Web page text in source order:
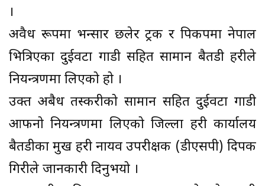
।
अवैध रूपमा भन्सार छलेर ट्रक र पिकपमा नेपाल
भित्रिएका दुईवटा गाडी सहित सामान बैतडी प्रहरीले
नियन्त्रणमा लिएको हो ।
उक्त अबैध तस्करीको सामान सहित दुईवटा गाडी
आफनो नियन्त्रणमा लिएको जिल्ला प्रहरी कार्यालय
बैतडीका प्रमुख प्रहरी नायव उपरीक्षक (डीएसपी) दिपक
गिरीले जानकारी दिनुभयो ।